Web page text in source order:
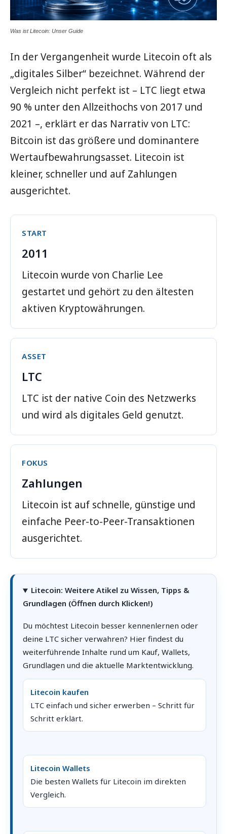
Was ist Litecoin: Unser Guide
In der Vergangenheit wurde Litecoin oft als
„digitales Silber“ bezeichnet. Während der
Vergleich nicht perfekt ist – LTC liegt etwa
90 % unter den Allzeithochs von 2017 und
2021 –, erklärt er das Narrativ von LTC:
Bitcoin ist das größere und dominantere
Wertaufbewahrungsasset. Litecoin ist
kleiner, schneller und auf Zahlungen
ausgerichtet.
START
2011
Litecoin wurde von Charlie Lee
gestartet und gehört zu den ältesten
aktiven Kryptowährungen.
ASSET
LTC
LTC ist der native Coin des Netzwerks
und wird als digitales Geld genutzt.
FOKUS
Zahlungen
Litecoin ist auf schnelle, günstige und
einfache Peer-to-Peer-Transaktionen
ausgerichtet.
Litecoin: Weitere Atikel zu Wissen, Tipps &
Grundlagen (Öffnen durch Klicken!)
Du möchtest Litecoin besser kennenlernen oder
deine LTC sicher verwahren? Hier findest du
weiterführende Inhalte rund um Kauf, Wallets,
Grundlagen und die aktuelle Marktentwicklung.
Litecoin kaufen
LTC einfach und sicher erwerben – Schritt für
Schritt erklärt.
Litecoin Wallets
Die besten Wallets für Litecoin im direkten
Vergleich.